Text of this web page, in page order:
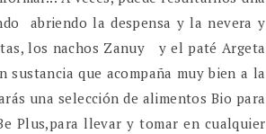
abriendo la despensa y la nevera y
los nachos Zanuy y el paté Argeta
que acompaña muy bien a la
una selección de alimentos Bio para
Plus,para llevar y tomar en cualquier